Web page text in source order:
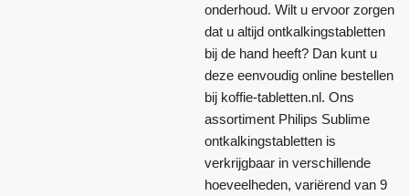
onderhoud. Wilt u ervoor zorgen
dat u altijd ontkalkingstabletten
bij de hand heeft? Dan kunt u
deze eenvoudig online bestellen
bij koffie-tabletten.nl. Ons
assortiment Philips Sublime
ontkalkingstabletten is
verkrijgbaar in verschillende
hoeveelheden, variërend van 9